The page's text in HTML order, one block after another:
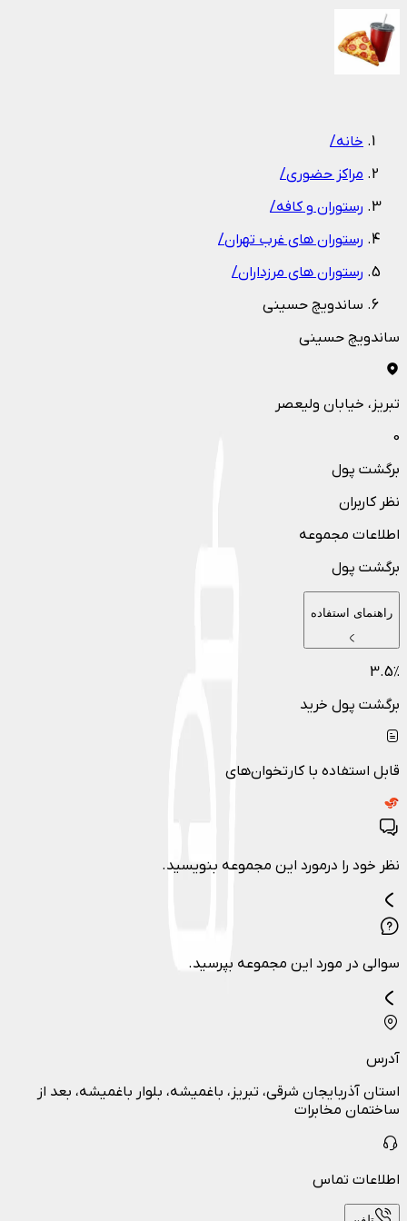
خانه/
مراکز حضوری/
رستوران و کافه/
رستوران های غرب تهران/
رستوران های مرزداران/
ساندويچ حسيني
ساندويچ حسيني
تبریز ، خیابان ولیعصر
0
برگشت پول
نظر کاربران
اطلاعات مجموعه
برگشت پول
راهنمای استفاده
3.5٪
برگشت پول خرید
قابل استفاده با کارتخوان‌های
نظر خود را درمورد این مجموعه بنویسید.
سوالی در مورد این مجموعه بپرسید.
آدرس
استان آذربایجان شرقی، تبریز، باغمیشه، بلوار باغمیشه، بعد از
ساختمان مخابرات
اطلاعات تماس